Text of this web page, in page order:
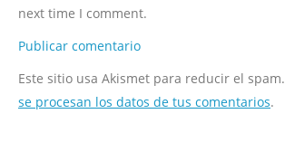
next time I comment.
Publicar comentario
Este sitio usa Akismet para reducir el spam.
se procesan los datos de tus comentarios.